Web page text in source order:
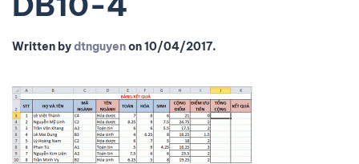
Written bydtnguyenon10/04/2017.